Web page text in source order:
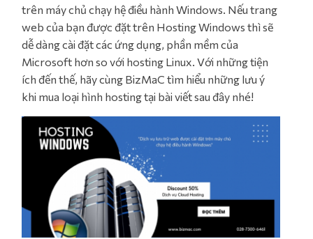
trên máy chủ chạy hệ điều hành Windows. Nếu trang
web của bạn được đặt trên Hosting Windows thì sẽ
dễ dàng cài đặt các ứng dụng, phần mềm của
Microsoft hơn so với hosting Linux. Với những tiện
ích đến thế, hãy cùng BizMaC tìm hiểu những lưu ý
khi mua loại hình hosting tại bài viết sau đây nhé!